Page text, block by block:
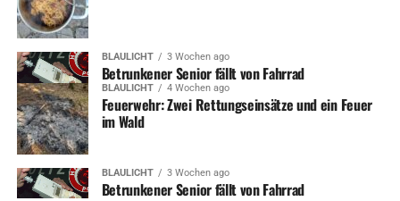
BLAULICHT 3 Wochen ago
Betrunkener Senior fällt von Fahrrad
BLAULICHT 4 Wochen ago
Feuerwehr: Zwei Rettungseinsätze und ein Feuer
im Wald
BLAULICHT 3 Wochen ago
Betrunkener Senior fällt von Fahrrad